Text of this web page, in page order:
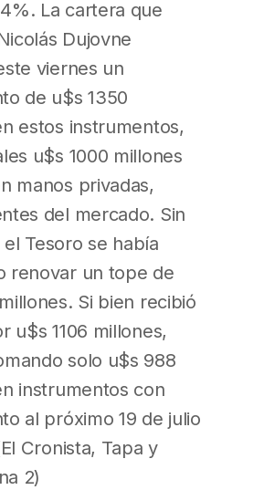
La cartera que
Dujovne
viernes un
de u$s 1350
estos instrumentos,
u$s 1000 millones
manos privadas,
del mercado. Sin
Tesoro se había
renovar un tope de
Si bien recibió
u$s 1106 millones,
solo u$s 988
instrumentos con
al próximo 19 de julio
Cronista, Tapa y
2)